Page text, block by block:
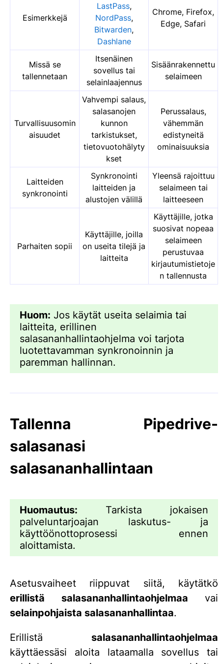
Esimerkkejä
LastPass,
NordPass,
Bitwarden,
Dashlane
Chrome, Firefox,
Edge, Safari
Missä se
tallennetaan
Itsenäinen
sovellus tai
selainlaajennus
Sisäänrakennettu
selaimeen
Turvallisuusomin
aisuudet
Vahvempi salaus,
salasanojen
kunnon
tarkistukset,
tietovuotohälyty
kset
Perussalaus,
vähemmän
edistyneitä
ominaisuuksia
Laitteiden
synkronointi
Synkronointi
laitteiden ja
alustojen välillä
Yleensä rajoittuu
selaimeen tai
laitteeseen
Parhaiten sopii
Käyttäjille, joilla
on useita tilejä ja
laitteita
Käyttäjille, jotka
suosivat nopeaa
selaimeen
perustuvaa
kirjautumistietoje
n tallennusta
Huom: Jos käytät useita selaimia tai
laitteita, erillinen
salasananhallintaohjelma voi tarjota
luotettavamman synkronoinnin ja
paremman hallinnan.
Tallenna Pipedrive-
salasanasi
salasananhallintaan
Huomautus: Tarkista jokaisen
palveluntarjoajan laskutus- ja
käyttöönottoprosessi ennen
aloittamista.
Asetusvaiheet riippuvat siitä, käytätkö
erillistä salasananhallintaohjelmaa vai
selainpohjaista salasananhallintaa.
Erillistä salasananhallintaohjelmaa
käyttäessäsi aloita lataamalla sovellus tai